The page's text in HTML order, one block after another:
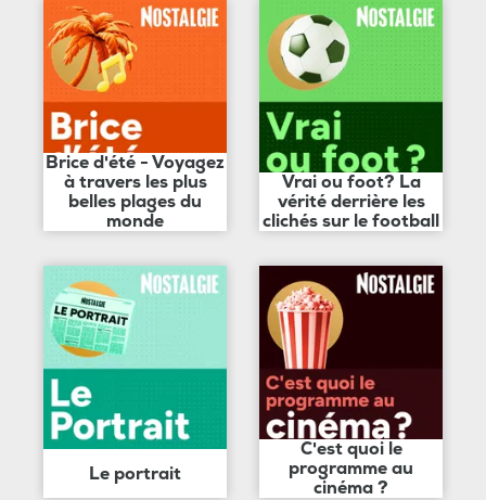
Brice d'été - Voyagez
à travers les plus
belles plages du
monde
Vrai ou foot? La
vérité derrière les
clichés sur le football
Le portrait
C'est quoi le
programme au
cinéma ?